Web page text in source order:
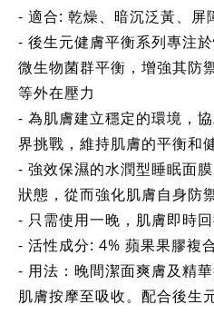
- 適合: 乾燥、暗沉泛黃、屏
- 後生元健膚平衡系列專注
微生物菌群平衡，增強其防
等外在壓力
- 為肌膚建立穩定的環境，
界挑戰，維持肌膚的平衡和
- 強效保濕的水潤型睡眠面
狀態，從而強化肌膚自身防
- 只需使用一晚，肌膚即時
- 活性成分: 4% 蘋果果膠複
- 用法：晚間潔面爽膚及精
肌膚按摩至吸收。配合後生